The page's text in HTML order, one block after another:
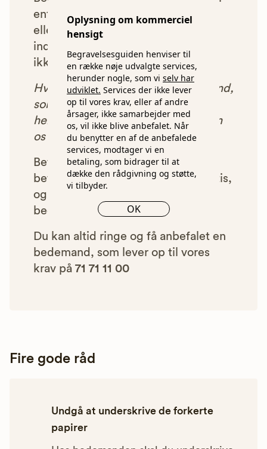
Oplysning om kommerciel
hensigt
Begravelsesguiden henviser til
en række nøje udvalgte services,
herunder nogle, som vi selv har
udviklet. Services der ikke lever
op til vores krav, eller af andre
årsager, ikke samarbejder med
os, vil ikke blive anbefalet. Når
du benytter en af de anbefalede
services, modtager vi en
betaling, som bidrager til at
dække den rådgivning og støtte,
vi tilbyder.
OK
enten ikke lever op til vores krav,
eller som af andre årsager ikke har
indgået et samarbejde med os, vil
ikke blive vist i vores anbefalinger.
Hver gang du benytter en bedemand,
som vi har godkendt, anbefalet og
henvist dig til, betaler bedemanden
os et beløb for denne henvisning.
Betalingen for vores henvisninger
betyder, at vores rådgivning er gratis,
og at vi samtidig kan tilbyde vores
bedemandsgaranti.
Du kan altid ringe og få anbefalet en
bedemand, som lever op til vores
krav på 71 71 11 00
Fire gode råd
Undgå at underskrive de forkerte
papirer